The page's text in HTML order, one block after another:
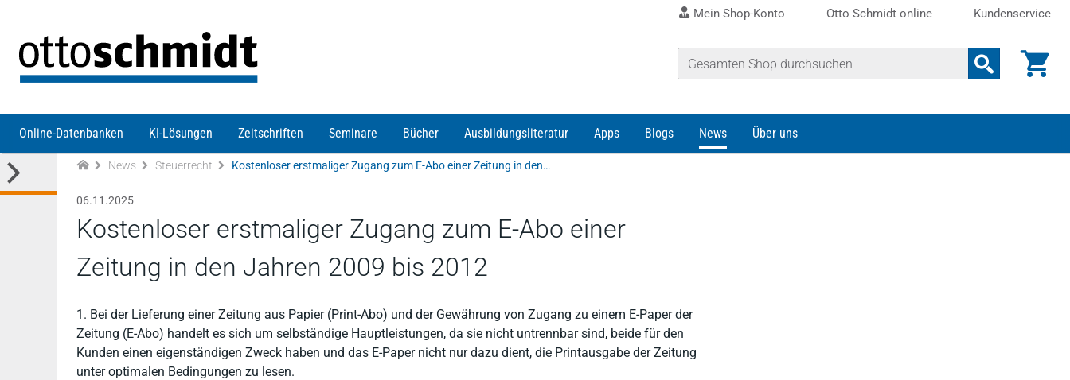
Mein Shop-Konto Otto Schmidt online Kundenservice
Online-Datenbanken KI-Lösungen Zeitschriften Seminare Bücher Ausbildungsliteratur Apps Blogs News Über uns
News Steuerrecht Kostenloser erstmaliger Zugang zum E-Abo einer Zeitung in den Jahren 2009 bis 2012
06.11.2025
Kostenloser erstmaliger Zugang zum E-Abo einer
Zeitung in den Jahren 2009 bis 2012
1. Bei der Lieferung einer Zeitung aus Papier (Print-Abo) und der Gewährung von Zugang zu einem E-Paper der
Zeitung (E-Abo) handelt es sich um selbständige Hauptleistungen, da sie nicht untrennbar sind, beide für den
Kunden einen eigenständigen Zweck haben und das E-Paper nicht nur dazu dient, die Printausgabe der Zeitung
unter optimalen Bedingungen zu lesen.